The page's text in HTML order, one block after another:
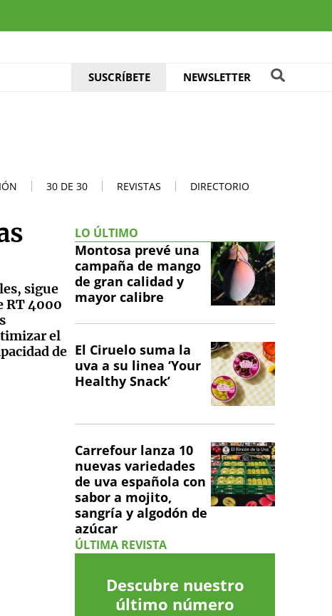
SUSCRÍBETE NEWSLETTER
30 DE 30 REVISTAS DIRECTORIO
sigue
RT 4000
el
de
LO ÚLTIMO
Montosa prevé una
campaña de mango
de gran calidad y
mayor calibre
El Ciruelo suma la
uva a su linea ‘Your
Healthy Snack’
Carrefour lanza 10
nuevas variedades
de uva española con
sabor a mojito,
sangría y algodón de
azúcar
ÚLTIMA REVISTA
Descubre nuestro
último número